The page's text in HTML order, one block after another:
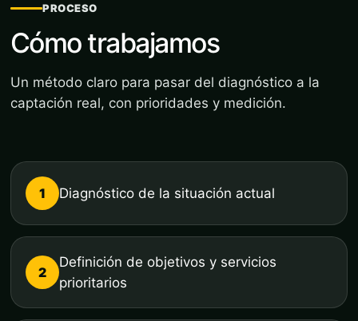
PROCESO
Cómo trabajamos
Un método claro para pasar del diagnóstico a la
captación real, con prioridades y medición.
1 Diagnóstico de la situación actual
2
Definición de objetivos y servicios
prioritarios